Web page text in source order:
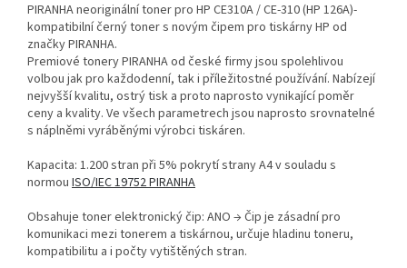
PIRANHA neoriginální toner pro HP CE310A / CE-310 (HP 126A)-
kompatibilní černý toner s novým čipem pro tiskárny HP od
značky PIRANHA.
Premiové tonery PIRANHA od české firmy jsou spolehlivou
volbou jak pro každodenní, tak i příležitostné používání. Nabízejí
nejvyšší kvalitu, ostrý tisk a proto naprosto vynikající poměr
ceny a kvality. Ve všech parametrech jsou naprosto srovnatelné
s náplněmi vyráběnými výrobci tiskáren.
Kapacita: 1.200 stran při 5% pokrytí strany A4 v souladu s
normou ISO/IEC 19752 PIRANHA
Obsahuje toner elektronický čip: ANO → Čip je zásadní pro
komunikaci mezi tonerem a tiskárnou, určuje hladinu toneru,
kompatibilitu a i počty vytištěných stran.